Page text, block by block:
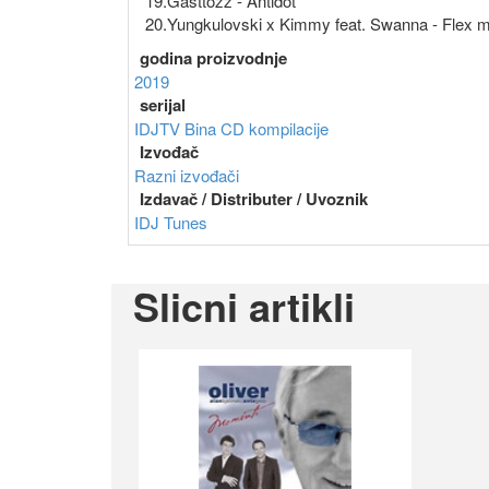
20.Yungkulovski x Kimmy feat. Swanna - Flex
godina proizvodnje
2019
serijal
IDJTV Bina CD kompilacije
Izvođač
Razni izvođači
Izdavač / Distributer / Uvoznik
IDJ Tunes
Slicni artikli